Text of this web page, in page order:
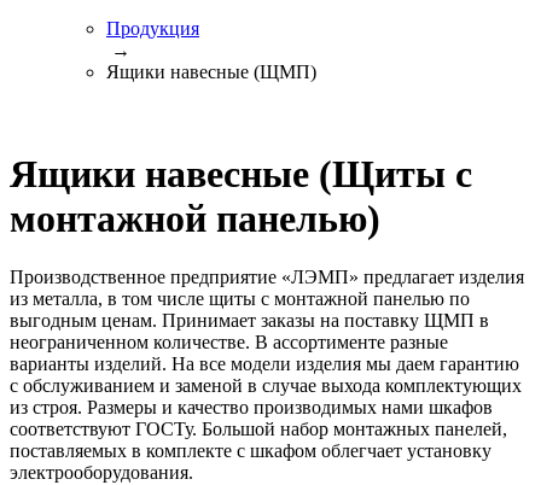
Продукция
→
Ящики навесные (ЩМП)
Ящики навесные (Щиты с
монтажной панелью)
Производственное предприятие «ЛЭМП» предлагает изделия
из металла, в том числе щиты с монтажной панелью по
выгодным ценам. Принимает заказы на поставку ЩМП в
неограниченном количестве. В ассортименте разные
варианты изделий. На все модели изделия мы даем гарантию
с обслуживанием и заменой в случае выхода комплектующих
из строя. Размеры и качество производимых нами шкафов
соответствуют ГОСТу. Большой набор монтажных панелей,
поставляемых в комплекте с шкафом облегчает установку
электрооборудования.